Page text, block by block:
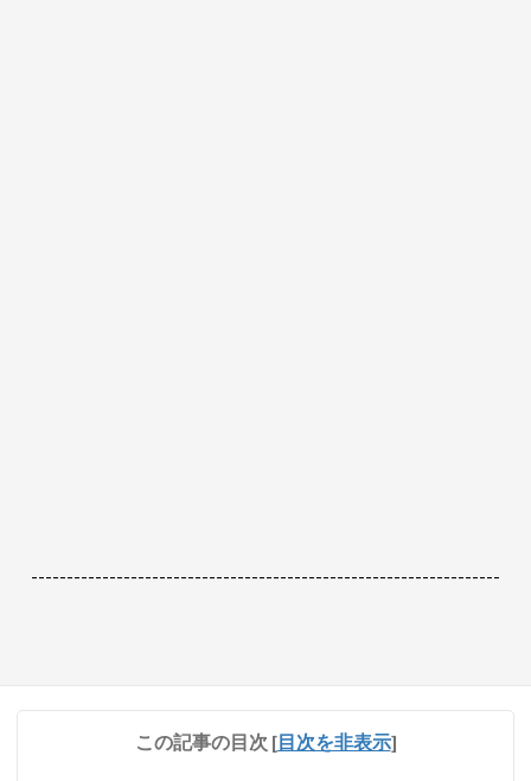
------------------------------------------------------------------
この記事の目次 [目次を非表示]